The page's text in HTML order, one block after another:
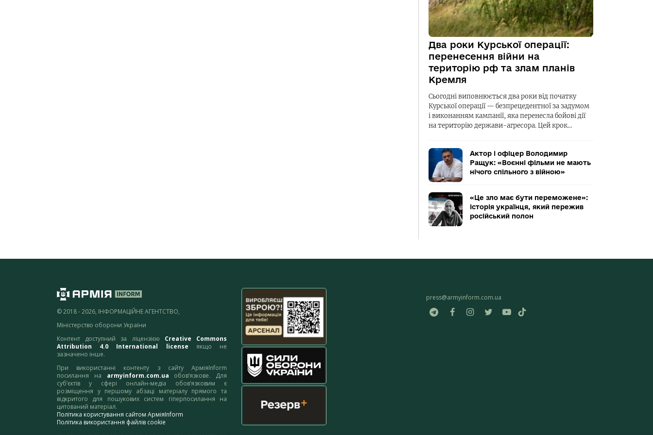
Два роки Курської операції:
перенесення війни на
територію рф та злам планів
Кремля
Сьогодні виповнюється два роки від початку
Курської операції — безпрецедентної за задумом
і виконанням кампанії, яка перенесла бойові дії
на територію держави-агресора. Цей крок…
Актор і офіцер Володимир
Ращук: «Воєнні фільми не мають
нічого спільного з війною»
«Це зло має бути переможене»:
історія українця, який пережив
російський полон
© 2018 - 2026, ІНФОРМАЦІЙНЕ АГЕНТСТВО,
Міністерство оборони України
Контент доступний за ліцензією Creative Commons
Attribution 4.0 International license якщо не
зазначено інше.
При використанні контенту з сайту АрміяInform
посилання на armyinform.com.ua обов’язкове. Для
суб’єктів у сфері онлайн-медіа обов’язковим є
розміщення у першому абзаці матеріалу прямого та
відкритого для пошукових систем гіперпосилання на
цитований матеріал.
Політика користування сайтом АрміяInform
Політика використання файлів cookie
press@armyinform.com.ua